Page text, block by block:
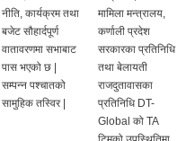
मामिला मन्त्रालय,
कर्णाली प्रदेश
सरकारका प्रतिनिधि
तथा बेलायती
राजदुतावासका
प्रतिनिधि DT-